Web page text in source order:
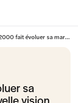
VIDÉO. Sport 2000 fait évoluer sa marque et affirme une nouvelle vision du sport
sa